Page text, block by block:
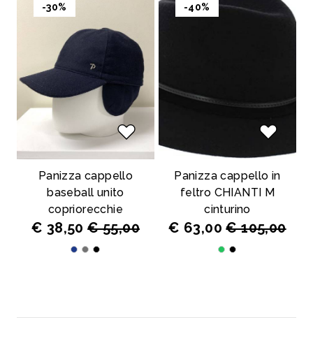
-30%
Panizza cappello
baseball unito
copriorecchie
€ 38,50€ 55,00
-40%
Panizza cappello in
feltro CHIANTI M
cinturino
€ 63,00€ 105,00